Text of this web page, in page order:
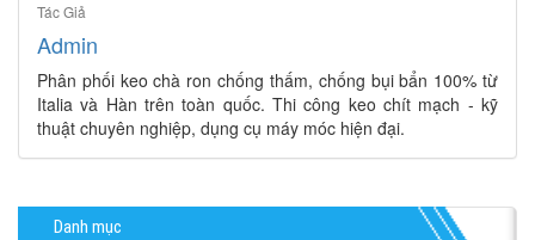
Tác Giả
Admin
Phân phối keo chà ron chống thấm, chống bụi bẩn 100% từ
Italia và Hàn trên toàn quốc. Thi công keo chít mạch - kỹ
thuật chuyên nghiệp, dụng cụ máy móc hiện đại.
Danh mục